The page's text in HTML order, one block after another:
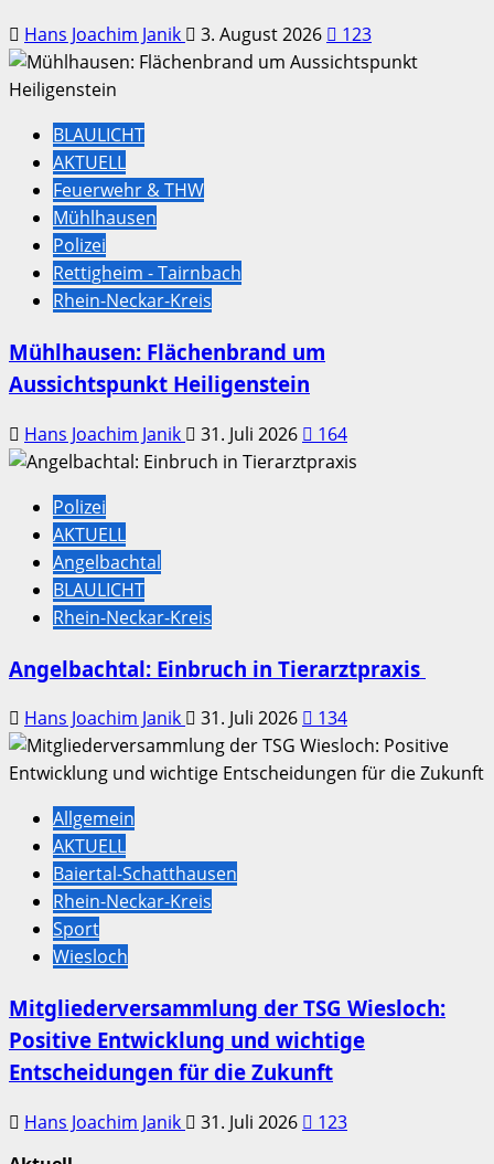
Hans Joachim Janik 3. August 2026 123
BLAULICHT
AKTUELL
Feuerwehr & THW
Mühlhausen
Polizei
Rettigheim - Tairnbach
Rhein-Neckar-Kreis
Mühlhausen: Flächenbrand um
Aussichtspunkt Heiligenstein
Hans Joachim Janik 31. Juli 2026 164
Polizei
AKTUELL
Angelbachtal
BLAULICHT
Rhein-Neckar-Kreis
Angelbachtal: Einbruch in Tierarztpraxis
Hans Joachim Janik 31. Juli 2026 134
Allgemein
AKTUELL
Baiertal-Schatthausen
Rhein-Neckar-Kreis
Sport
Wiesloch
Mitgliederversammlung der TSG Wiesloch:
Positive Entwicklung und wichtige
Entscheidungen für die Zukunft
Hans Joachim Janik 31. Juli 2026
123